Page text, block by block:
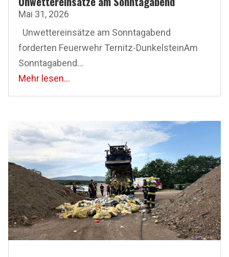
Mai 31, 2026
Unwettereinsätze am Sonntagabend
forderten Feuerwehr Ternitz-DunkelsteinAm
Sonntagabend...
Mehr lesen...